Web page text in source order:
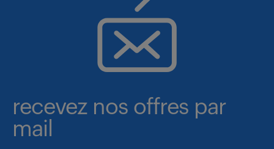
recevez nos offres par
mail